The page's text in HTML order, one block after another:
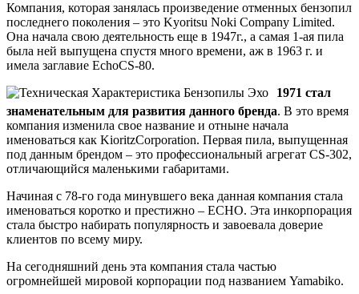
Компания, которая занялась произведение отменных бензопил
последнего поколения – это Kyoritsu Noki Company Limited.
Она начала свою деятельность еще в 1947г., а самая 1-ая пила
была ней выпущена спустя много времени, аж в 1963 г. и
имела заглавие EchoCS-80.
1971 стал
знаменательным для развития данного бренда. В это время
компания изменила свое название и отныне начала
именоваться как KioritzCorporation. Первая пила, выпущенная
под данным брендом – это профессиональный агрегат CS-302,
отличающийся маленькими габаритами.
Начиная с 78-го года минувшего века данная компания стала
именоваться коротко и престижно – ECHO. Эта инкорпорация
стала быстро набирать популярность и завоевала доверие
клиентов по всему миру.
На сегодняшний день эта компания стала частью
огромнейшей мировой корпорации под названием Yamabiko.